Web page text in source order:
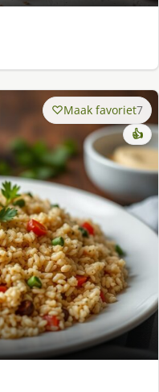
Maak favoriet7
👍